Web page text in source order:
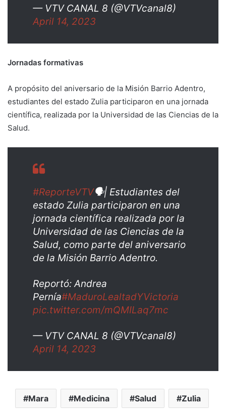
— VTV CANAL 8 (@VTVcanal8)
April 14, 2023
Jornadas formativas
A propósito del aniversario de la Misión Barrio Adentro,
estudiantes del estado Zulia participaron en una jornada
científica, realizada por la Universidad de las Ciencias de la
Salud.
#ReporteVTV🗣️| Estudiantes del
estado Zulia participaron en una
jornada científica realizada por la
Universidad de las Ciencias de la
Salud, como parte del aniversario
de la Misión Barrio Adentro.
Reportó: Andrea
Pernía#MaduroLealtadYVictoria
pic.twitter.com/mQMILaq7mc
— VTV CANAL 8 (@VTVcanal8)
April 14, 2023
Mara Medicina Salud Zulia